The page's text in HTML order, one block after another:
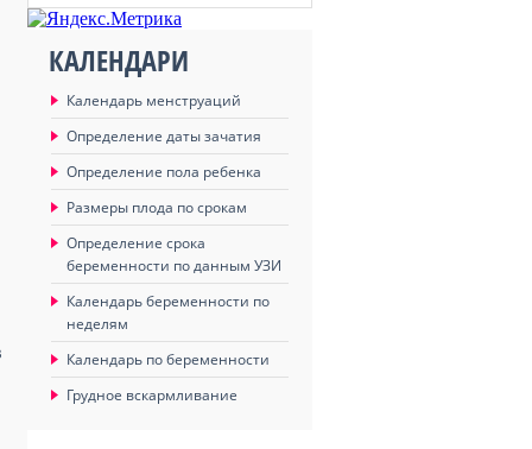
КАЛЕНДАРИ
Календарь менструаций
Определение даты зачатия
Определение пола ребенка
Размеры плода по срокам
Определение срока
беременности по данным УЗИ
Календарь беременности по
неделям
Календарь по беременности
Грудное вскармливание